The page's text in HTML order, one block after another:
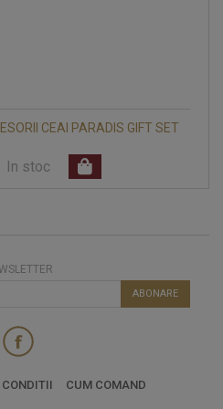
CEAI PARADIS GIFT SET
In stoc
ABONARE
CONDITII CUM COMAND